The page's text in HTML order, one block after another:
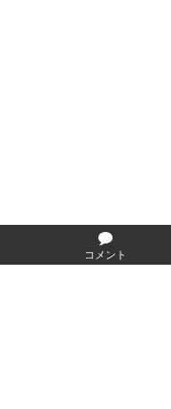
コメント